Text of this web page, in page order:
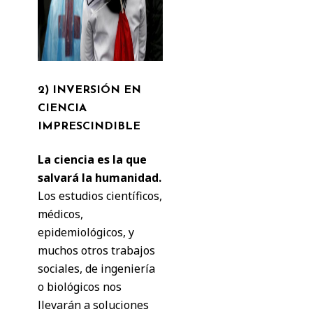
2) INVERSIÓN EN
CIENCIA
IMPRESCINDIBLE
La ciencia es la que
salvará la humanidad.
Los estudios científicos,
médicos,
epidemiológicos, y
muchos otros trabajos
sociales, de ingeniería
o biológicos nos
llevarán a soluciones